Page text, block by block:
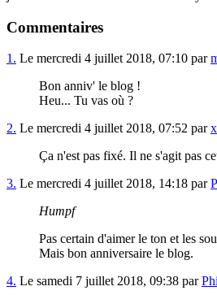
Commentaires
1. Le mercredi 4 juillet 2018, 07:10 par
Bon anniv' le blog !
Heu... Tu vas où ?
2. Le mercredi 4 juillet 2018, 07:52 par
Ça n'est pas fixé. Il ne s'agit pas
3. Le mercredi 4 juillet 2018, 14:18 par
Humpf
Pas certain d'aimer le ton et les
Mais bon anniversaire le blog.
4. Le samedi 7 juillet 2018, 09:38 par